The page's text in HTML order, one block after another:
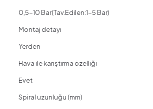
0,5-10 Bar(Tav.Edilen:1-5 Bar)
Montaj detayı
Yerden
Hava ile karıştırma özelliği
Evet
Spiral uzunluğu (mm)